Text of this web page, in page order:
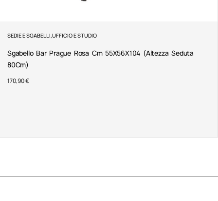
SEDIE E SGABELLI,UFFICIO E STUDIO
Sgabello Bar Prague Rosa Cm 55X56X104 (Altezza Seduta
80Cm)
170,90€